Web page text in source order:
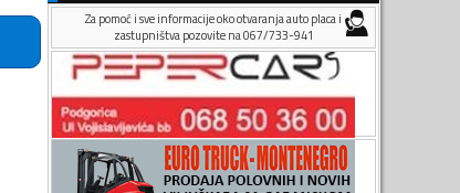
Za pomoć i sve informacije oko otvaranja auto placa i
zastupništva pozovite na 067/733-941